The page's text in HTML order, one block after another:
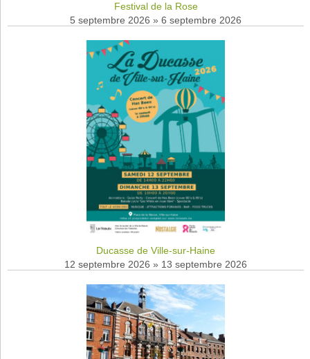
Festival de la Rose
5 septembre 2026 » 6 septembre 2026
Ducasse de Ville-sur-Haine
12 septembre 2026 » 13 septembre 2026